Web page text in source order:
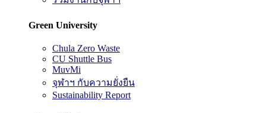
Green University
Chula Zero Waste
CU Shuttle Bus
MuvMi
จุฬาฯ กับความยั่งยืน
Sustainability Report